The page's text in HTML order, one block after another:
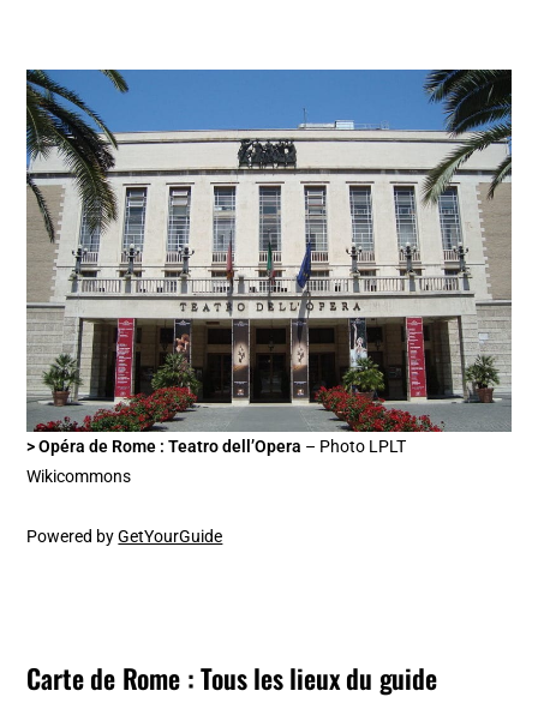
> Opéra de Rome : Teatro dell’Opera – Photo LPLT
Wikicommons
Powered byGetYourGuide
Carte de Rome : Tous les lieux du guide